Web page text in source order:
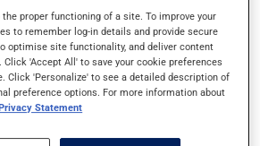
:
des bouffées de chaleur;
problèmes de digestion;
provoquer un
de la glande mammaire chez
proper functioning of a site. To improve your
to remember log-in details and provide secure
optimise site functionality, and deliver content
'Accept All' to save your cookie preferences
Click 'Personalize' to see a detailed description of
preference options. For more information about
Statement